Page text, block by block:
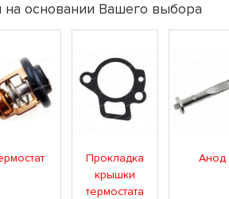
основании Вашего выбора
Прокладка
крышки
термостата
Анод